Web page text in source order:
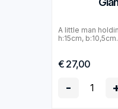
A little man
h:15cm,
€ 27,00
-